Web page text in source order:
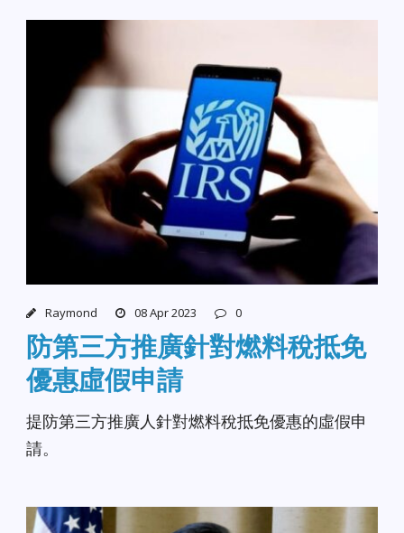
Raymond 08 Apr 2023 0
防第三方推廣針對燃料稅抵免
優惠虛假申請
提防第三方推廣人針對燃料稅抵免優惠的虛假申
請。